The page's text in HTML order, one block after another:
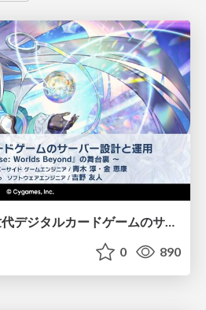
【CEDEC2026】次世代デジタルカードゲームのサーバー設計と運用 〜『Shadowverse: Worlds Beyond』の舞台裏～
0 890